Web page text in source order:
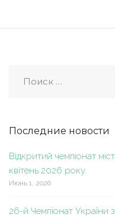
Последние новости
Відкритий чемпіонат
квітень 2026 року.
Июнь 1, 2026
26-й Чемпіонат